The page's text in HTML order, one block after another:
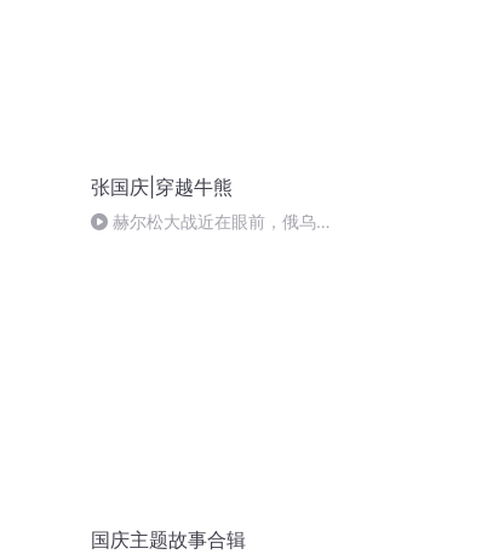
张国庆|穿越牛熊
赫尔松大战近在眼前，俄乌冲
国庆主题故事合辑